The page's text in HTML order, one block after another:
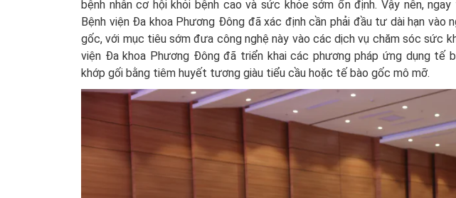
bệnh nhân cơ hội khỏi bệnh cao và sức khỏe sớm ổn định. Vậy nên,
Bệnh viện Đa khoa Phương Đông đã xác định cần phải đầu tư dài hạn vào
gốc, với mục tiêu sớm đưa công nghệ này vào các dịch vụ chăm sóc sức
viện Đa khoa Phương Đông đã triển khai các phương pháp ứng dụng tế
khớp gối bằng tiêm huyết tương giàu tiểu cầu hoặc tế bào gốc mô mỡ.